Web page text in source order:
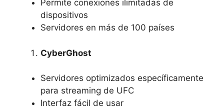
Permite conexiones ilimitadas de
dispositivos
Servidores en más de 100 países
CyberGhost
Servidores optimizados específicamente
para streaming de UFC
Interfaz fácil de usar